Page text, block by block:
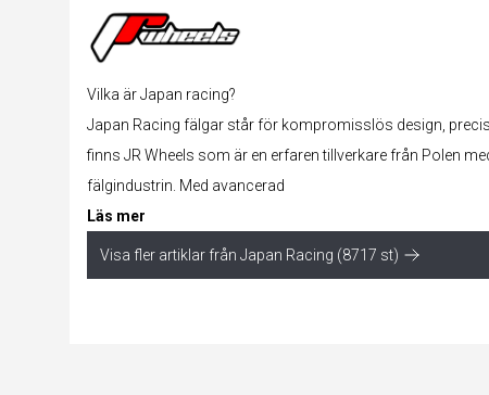
Vilka är Japan racing?
Japan Racing fälgar står för kompromisslös design,
finns JR Wheels som är en erfaren tillverkare från Polen
fälgindustrin. Med avancerad
Läs mer
Visa fler artiklar från Japan Racing (8717 st)